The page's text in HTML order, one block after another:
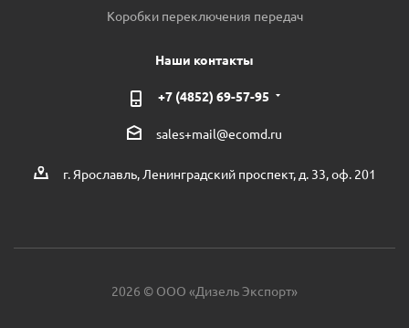
Коробки переключения передач
Наши контакты
+7 (4852) 69-57-95
sales+mail@ecomd.ru
г. Ярославль, Ленинградский проспект, д. 33, оф. 201
2026 © ООО «Дизель Экспорт»